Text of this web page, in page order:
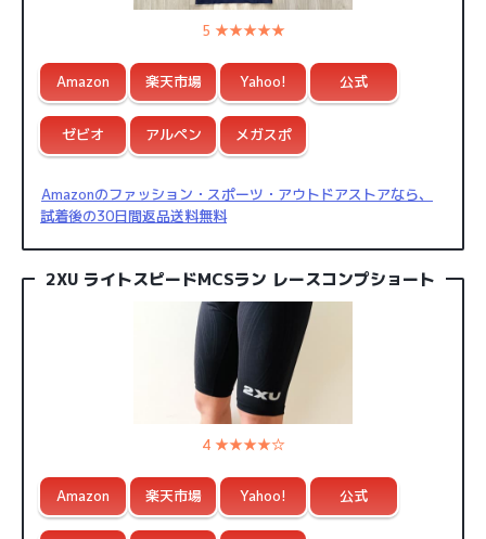
5 ★★★★★
Amazon 楽天市場 Yahoo! 公式
ゼビオ アルペン メガスポ
Amazonのファッション・スポーツ・アウトドアストアなら、
試着後の30日間返品送料無料
2XU ライトスピードMCSラン レースコンプショート
4 ★★★★☆
Amazon 楽天市場 Yahoo! 公式